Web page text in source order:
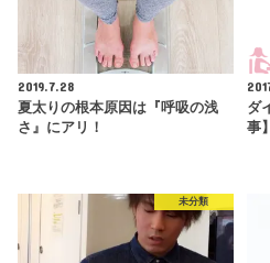
2019.7.28
夏太りの根本原因は『呼吸の浅
さ』にアリ！
ダ
事
未分類